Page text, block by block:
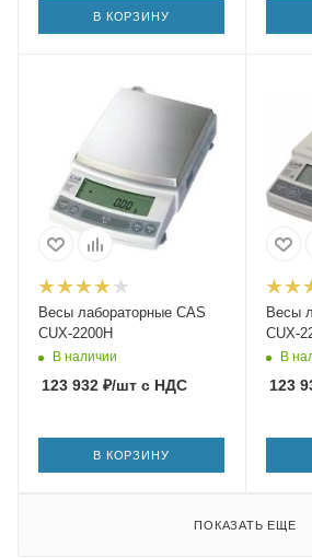
В КОРЗИНУ
Весы лабораторные CAS
CUX-2200H
В наличии
123 932 ₽/шт с НДС
В КОРЗИНУ
Весы
CUX-
В
123
ПОКАЗАТЬ ЕЩЕ